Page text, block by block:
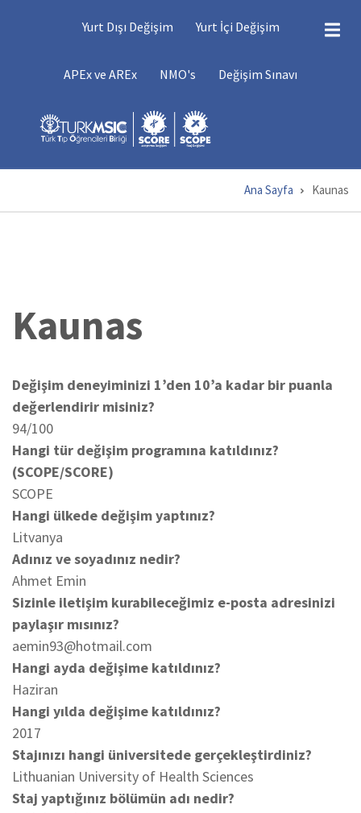
Yurt Dışı Değişim Yurt İçi Değişim
MENÜSÜAPEx ve AREx NMO's Değişim Sınavı
Ana Sayfa Kaunas
Kaunas
Değişim deneyiminizi 1’den 10’a kadar bir puanla
değerlendirir misiniz?
94/100
Hangi tür değişim programına katıldınız?
(SCOPE/SCORE)
SCOPE
Hangi ülkede değişim yaptınız?
Litvanya
Adınız ve soyadınız nedir?
Ahmet Emin
Sizinle iletişim kurabileceğimiz e-posta adresinizi
paylaşır mısınız?
aemin93@hotmail.com
Hangi ayda değişime katıldınız?
Haziran
Hangi yılda değişime katıldınız?
2017
Stajınızı hangi üniversitede gerçekleştirdiniz?
Lithuanian University of Health Sciences
Staj yaptığınız bölümün adı nedir?